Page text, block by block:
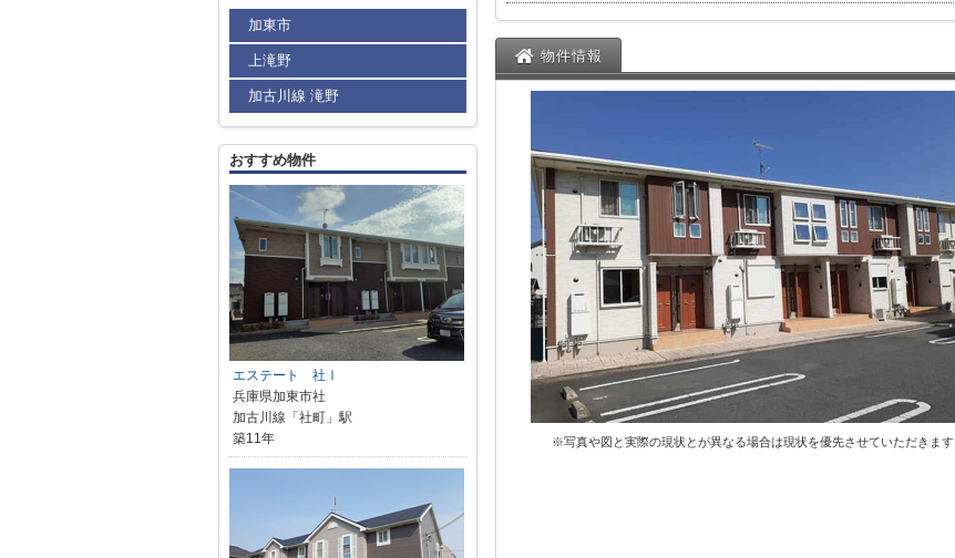
物件情報
※写真や図と実際の現状とが異なる場合は現状を優先させていただきます
加東市
上滝野
加古川線 滝野
おすすめ物件
エステート 社Ⅰ
兵庫県加東市社
加古川線「社町」駅
築11年